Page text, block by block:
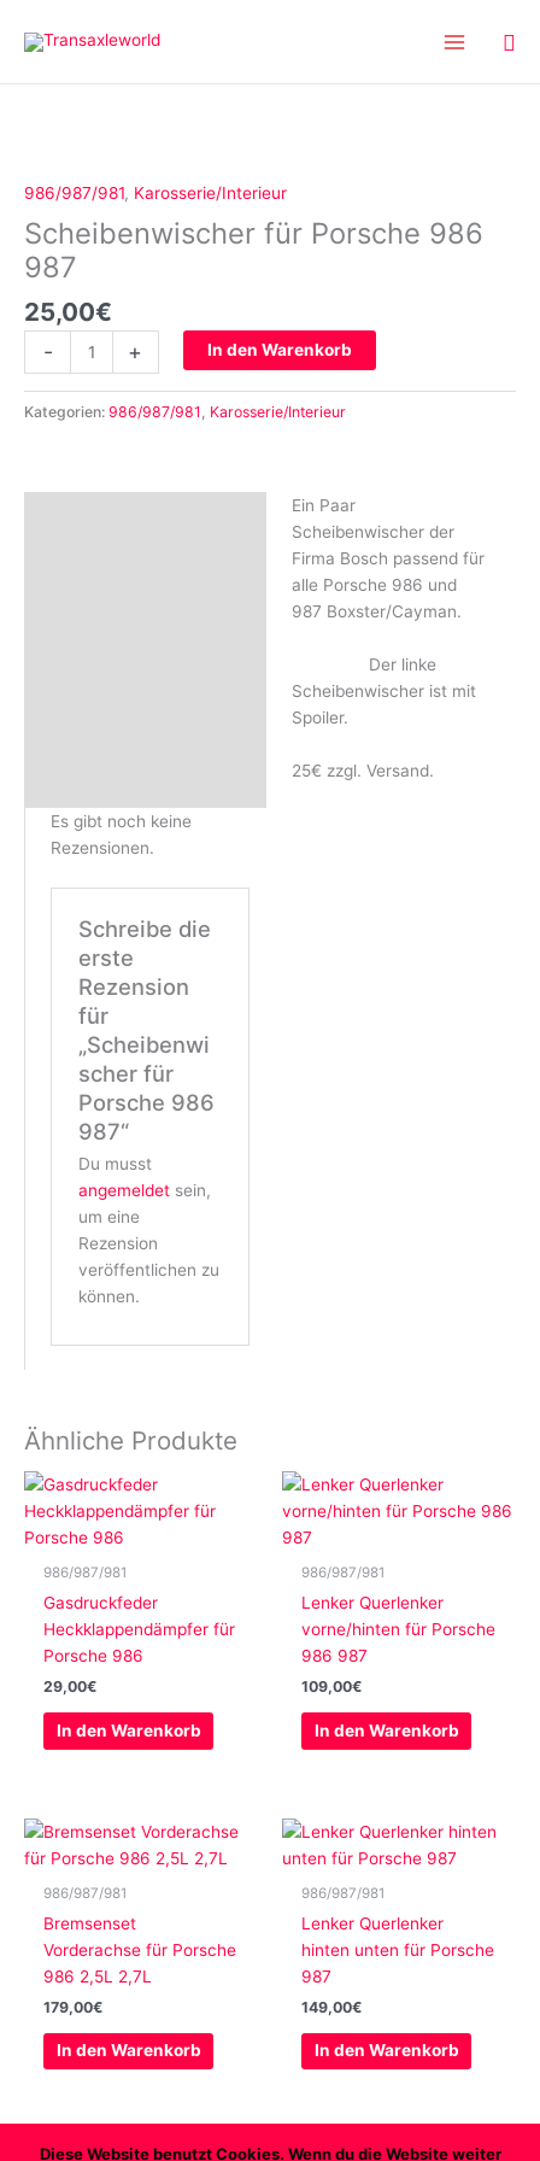
Inhalt
986/987/981, Karosserie/Interieur
Scheibenwischer für Porsche 986
987
25,00€
-
986
987
Menge
+ In den Warenkorb
Kategorien: 986/987/981 Karosserie/Interieur
Ein Paar
Scheibenwischer der
Firma Bosch passend für
alle Porsche 986 und
987 Boxster/Cayman.
Der linke
Scheibenwischer ist mit
Spoiler.
25€ zzgl. Versand.
Es gibt noch keine
Rezensionen.
Schreibe die
erste
Rezension
für
„Scheibenwi
scher für
Porsche 986
987“
Du musst
angemeldet sein,
um eine
Rezension
veröffentlichen zu
können.
Ähnliche Produkte
986/987/981
Gasdruckfeder
Heckklappendämpfer für
Porsche 986
29,00€
In den Warenkorb
986/987/981
Lenker Querlenker
vorne/hinten für Porsche
986 987
109,00€
In den Warenkorb
986/987/981
Bremsenset
Vorderachse für Porsche
986 2,5L 2,7L
179,00€
In den Warenkorb
986/987/981
Lenker Querlenker
hinten unten für Porsche
987
149,00€
In den Warenkorb
Diese Website benutzt Cookies. Wenn du die Website weiter